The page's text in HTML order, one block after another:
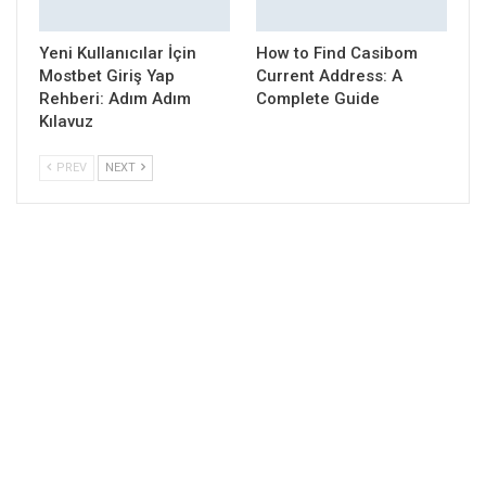
Yeni Kullanıcılar İçin
Mostbet Giriş Yap
Rehberi: Adım Adım
Kılavuz
How to Find Casibom
Current Address: A
Complete Guide
PREV NEXT